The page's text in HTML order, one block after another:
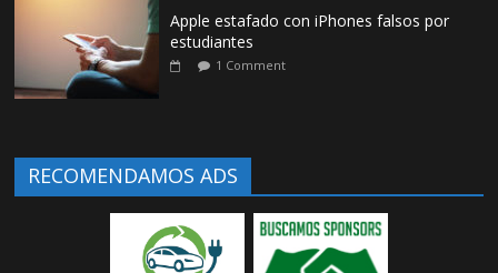
Apple estafado con iPhones falsos por
estudiantes
1 Comment
RECOMENDAMOS ADS